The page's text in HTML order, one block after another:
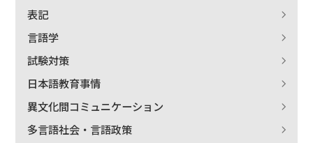
表記
言語学
試験対策
日本語教育事情
異文化間コミュニケーション
多言語社会・言語政策